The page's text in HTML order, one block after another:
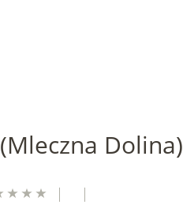
(Mleczna Dolina)